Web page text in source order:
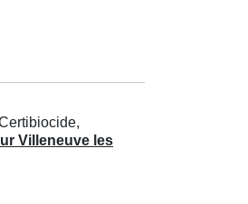
Villeneuve les